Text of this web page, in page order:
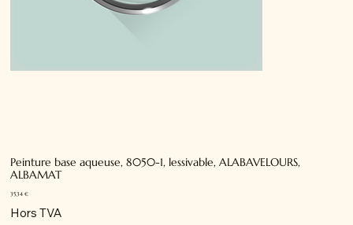
Peinture base aqueuse, 8050-1, lessivable, ALABAVELOURS,
ALBAMAT
Prix
35,34 €
Hors TVA